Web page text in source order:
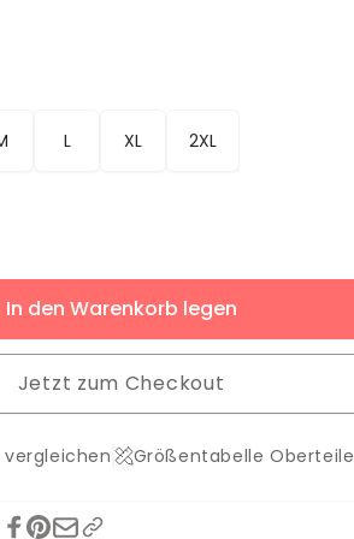
L XL 2XL
In den Warenkorb legen
Jetzt zum Checkout
Größentabelle Oberteile